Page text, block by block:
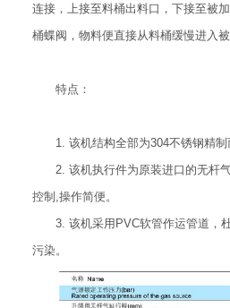
连接，上接至料桶出料口，下接至被
桶蝶阀，物料便直接从料桶缓慢进入被
特点：
1. 该机结构全部为304不锈钢精制
2. 该机执行件为原装进口的无杆
控制,操作简便。
3. 该机采用PVC软管作运管道，
污染。